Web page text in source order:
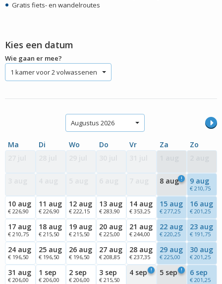
Gratis fiets- en wandelroutes
Kies een datum
Wie gaan er mee?
1 kamer voor 2 volwassenen
Augustus 2026
Ma Di Wo Do Vr Za
Zo
8 aug ! 9 aug
€ 210,75
10 aug
€ 226,90
11 aug
€ 226,90
12 aug
€ 222,15
13 aug
€ 283,90
14 aug
€ 353,25
15 aug
€ 277,25
16 aug
€ 201,25
17 aug
€ 210,75
18 aug
€ 215,50
19 aug
€ 215,50
20 aug
€ 225,00
21 aug
€ 244,00
22 aug
€ 220,25
23 aug
€ 191,75
24 aug
€ 196,50
25 aug
€ 196,50
26 aug
€ 196,50
27 aug
€ 208,85
28 aug
€ 237,35
29 aug
€ 225,00
30 aug
€ 201,25
31 aug
€ 206,00
1 sep
€ 206,00
2 sep
€ 206,00
3 sep
€ 215,50
4 sep ! 5 sep ! 6 sep
€ 201,25